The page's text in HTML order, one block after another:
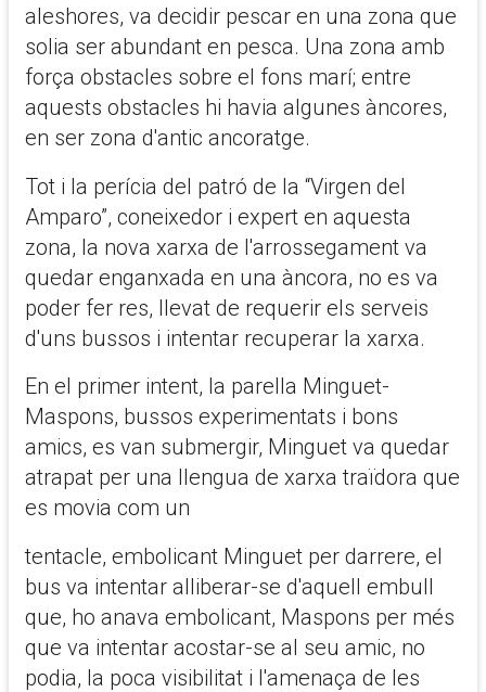
aleshores, va decidir pescar en una zona que
solia ser abundant en pesca. Una zona amb
força obstacles sobre el fons marí; entre
aquests obstacles hi havia algunes àncores,
en ser zona d'antic ancoratge.
Tot i la perícia del patró de la “Virgen del
Amparo”, coneixedor i expert en aquesta
zona, la nova xarxa de l'arrossegament va
quedar enganxada en una àncora, no es va
poder fer res, llevat de requerir els serveis
d'uns bussos i intentar recuperar la xarxa.
En el primer intent, la parella Minguet-
Maspons, bussos experimentats i bons
amics, es van submergir, Minguet va quedar
atrapat per una llengua de xarxa traïdora que
es movia com un
tentacle, embolicant Minguet per darrere, el
bus va intentar alliberar-se d'aquell embull
que, ho anava embolicant, Maspons per més
que va intentar acostar-se al seu amic, no
podia, la poca visibilitat i l'amenaça de les